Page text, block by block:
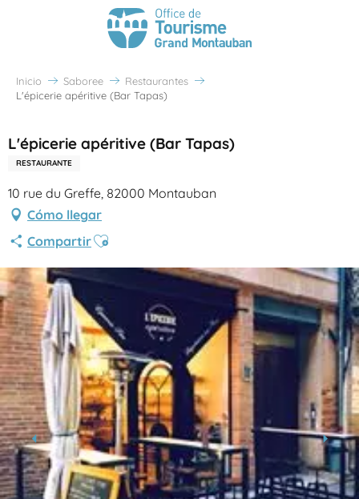
Inicio Saboree
Restaurantes
L'épicerie apéritive (Bar Tapas)
L'épicerie apéritive (Bar Tapas)
RESTAURANTE
10 rue du Greffe, 82000 Montauban
Cómo llegar
CompartirAjouter aux favoris